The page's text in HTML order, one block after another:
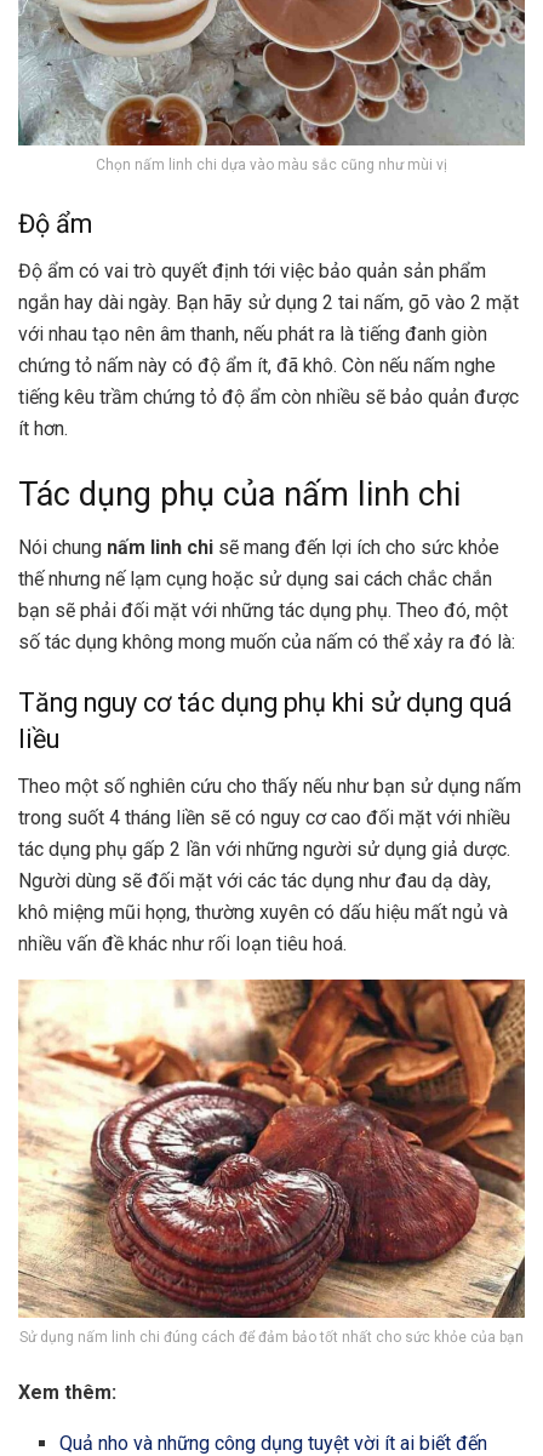
Chọn nấm linh chi dựa vào màu sắc cũng như mùi vị
Độ ẩm
Độ ẩm có vai trò quyết định tới việc bảo quản sản phẩm
ngắn hay dài ngày. Bạn hãy sử dụng 2 tai nấm, gõ vào 2 mặt
với nhau tạo nên âm thanh, nếu phát ra là tiếng đanh giòn
chứng tỏ nấm này có độ ẩm ít, đã khô. Còn nếu nấm nghe
tiếng kêu trầm chứng tỏ độ ẩm còn nhiều sẽ bảo quản được
ít hơn.
Tác dụng phụ của nấm linh chi
Nói chung nấm linh chi sẽ mang đến lợi ích cho sức khỏe
thế nhưng nế lạm cụng hoặc sử dụng sai cách chắc chắn
bạn sẽ phải đối mặt với những tác dụng phụ. Theo đó, một
số tác dụng không mong muốn của nấm có thể xảy ra đó là:
Tăng nguy cơ tác dụng phụ khi sử dụng quá
liều
Theo một số nghiên cứu cho thấy nếu như bạn sử dụng nấm
trong suốt 4 tháng liền sẽ có nguy cơ cao đối mặt với nhiều
tác dụng phụ gấp 2 lần với những người sử dụng giả dược.
Người dùng sẽ đối mặt với các tác dụng như đau dạ dày,
khô miệng mũi họng, thường xuyên có dấu hiệu mất ngủ và
nhiều vấn đề khác như rối loạn tiêu hoá.
Sử dụng nấm linh chi đúng cách để đảm bảo tốt nhất cho sức khỏe của bạn
Xem thêm:
Quả nho và những công dụng tuyệt vời ít ai biết đến